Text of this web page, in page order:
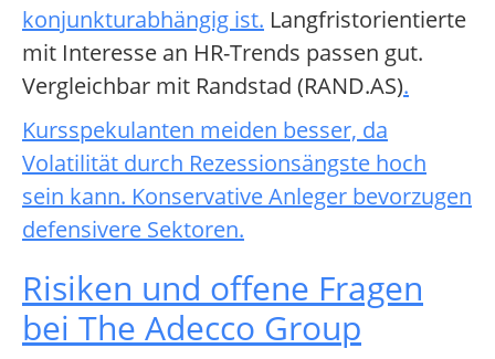
konjunkturabhängig ist. Langfristorientierte
mit Interesse an HR-Trends passen gut.
Vergleichbar mit Randstad (RAND.AS).
Kursspekulanten meiden besser, da
Volatilität durch Rezessionsängste hoch
sein kann. Konservative Anleger bevorzugen
defensivere Sektoren.
Risiken und offene Fragen
bei The Adecco Group